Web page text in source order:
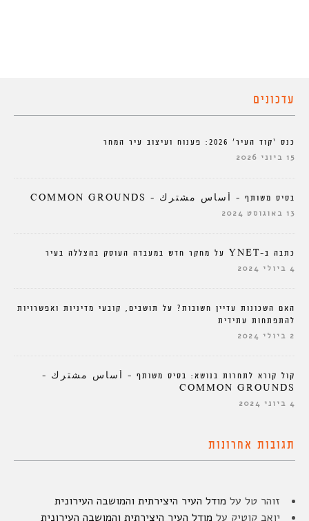
עדכונים
כנס ‘קוד העיר’ 2026: פענוח ועיצוב עיר המחר
15 ביוני 2026
בסיס משותף – أساس مشترك – COMMON GROUNDS
13 באוגוסט 2024
כתבה ב-YNET על מחקר חדש במעבדה העוסק בהצללה בעיר
4 ביולי 2024
האם השכונות עדיין חשובות? על תושבים, קובעי מדיניות ואפשרויות
להתפתחות עתידית
2 ביולי 2024
קול קורא לתחרות בנושא: בסיס משותף – أساس مشترك –
COMMON GROUNDS
4 ביוני 2024
תגובות אחרונות
זוהר טל על מודל העיר היצירתית והמושבה העירונית
יואב קוטיק על מודל העיר היצירתית והמושבה העירונית